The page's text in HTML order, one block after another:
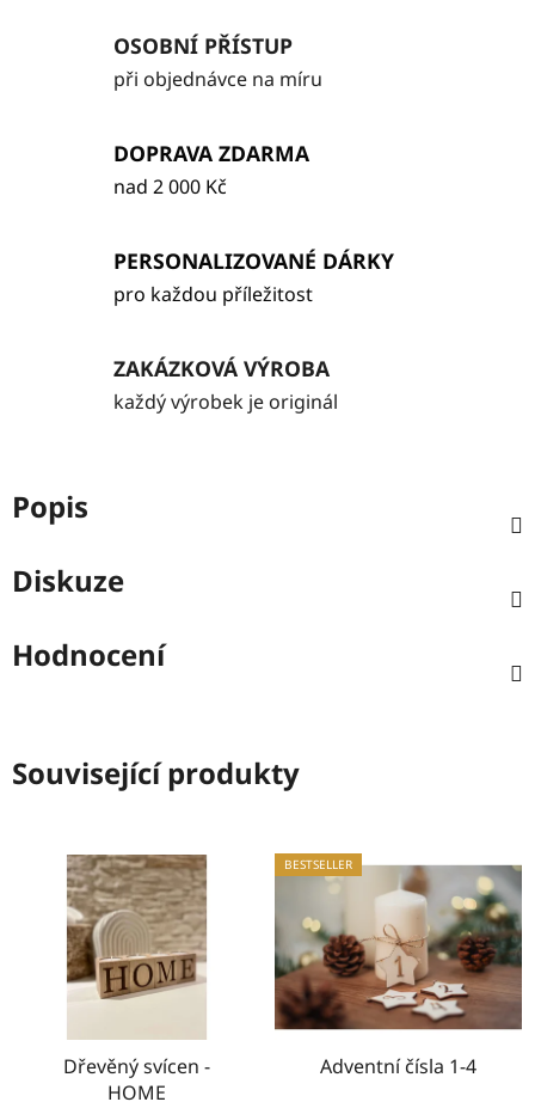
OSOBNÍ PŘÍSTUP
při objednávce na míru
DOPRAVA ZDARMA
nad 2 000 Kč
PERSONALIZOVANÉ DÁRKY
pro každou příležitost
ZAKÁZKOVÁ VÝROBA
každý výrobek je originál
Popis
Diskuze
Hodnocení
Související produkty
Dřevěný svícen -
HOME
BESTSELLER
Adventní čísla 1-4